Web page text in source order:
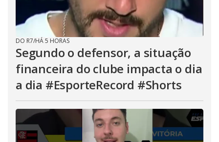
DO R7/HÁ 5 HORAS
Segundo o defensor, a situação
financeira do clube impacta o dia
a dia #EsporteRecord #Shorts